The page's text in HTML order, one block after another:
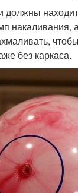
должны
накаливания,
без каркаса.